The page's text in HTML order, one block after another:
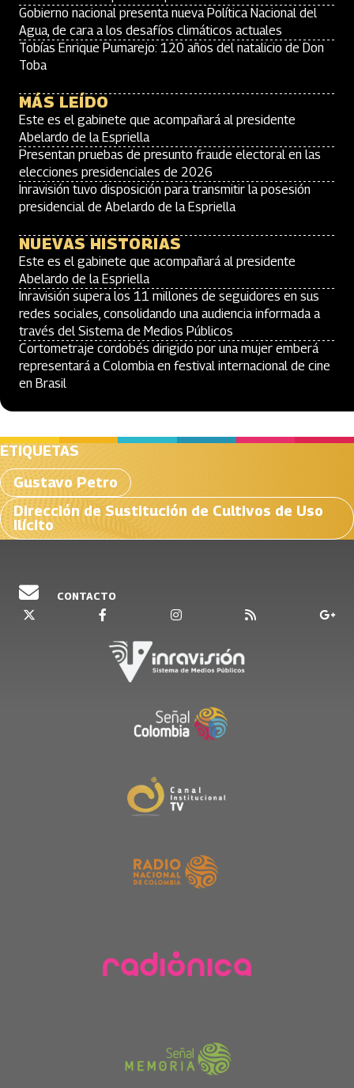
Gobierno nacional presenta nueva Política Nacional del
Agua, de cara a los desafíos climáticos actuales
Tobías Enrique Pumarejo: 120 años del natalicio de Don
Toba
MÁS LEÍDO
Este es el gabinete que acompañará al presidente
Abelardo de la Espriella
Presentan pruebas de presunto fraude electoral en las
elecciones presidenciales de 2026
Inravisión tuvo disposición para transmitir la posesión
presidencial de Abelardo de la Espriella
NUEVAS HISTORIAS
Este es el gabinete que acompañará al presidente
Abelardo de la Espriella
Inravisión supera los 11 millones de seguidores en sus
redes sociales, consolidando una audiencia informada a
través del Sistema de Medios Públicos
Cortometraje cordobés dirigido por una mujer emberá
representará a Colombia en festival internacional de cine
en Brasil
ETIQUETAS
Gustavo Petro
Dirección de Sustitución de Cultivos de Uso
Ilícito
CONTACTO